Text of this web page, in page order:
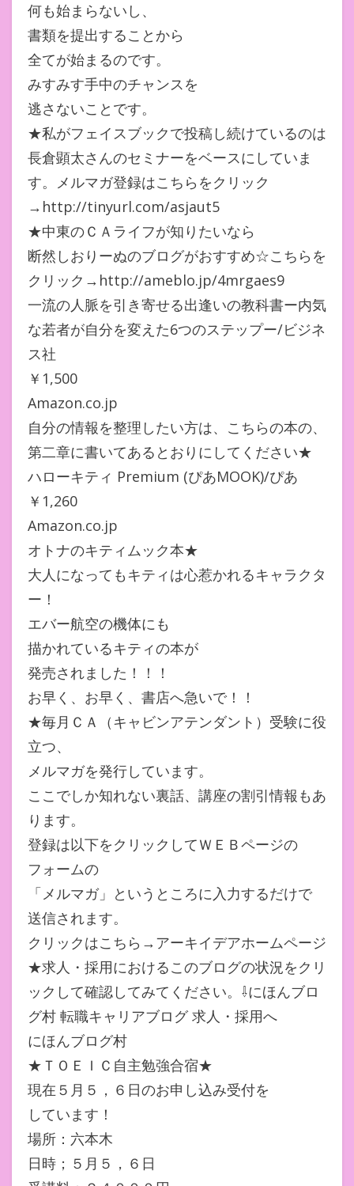
何も始まらないし、
書類を提出することから
全てが始まるのです。
みすみす手中のチャンスを
逃さないことです。
★私がフェイスブックで投稿し続けているのは
長倉顕太さんのセミナーをベースにしていま
す。メルマガ登録はこちらをクリック
→http://tinyurl.com/asjaut5
★中東のＣＡライフが知りたいなら
断然しおりーぬのブログがおすすめ☆こちらを
クリック→http://ameblo.jp/4mrgaes9
一流の人脈を引き寄せる出逢いの教科書ー内気
な若者が自分を変えた6つのステップー/ビジネ
ス社
￥1,500
Amazon.co.jp
自分の情報を整理したい方は、こちらの本の、
第二章に書いてあるとおりにしてください★
ハローキティ Premium (ぴあMOOK)/ぴあ
￥1,260
Amazon.co.jp
オトナのキティムック本★
大人になってもキティは心惹かれるキャラクタ
ー！
エバー航空の機体にも
描かれているキティの本が
発売されました！！！
お早く、お早く、書店へ急いで！！
★毎月ＣＡ（キャビンアテンダント）受験に役
立つ、
メルマガを発行しています。
ここでしか知れない裏話、講座の割引情報もあ
ります。
登録は以下をクリックしてＷＥＢページの
フォームの
「メルマガ」というところに入力するだけで
送信されます。
クリックはこちら→アーキイデアホームページ
★求人・採用におけるこのブログの状況をクリ
ックして確認してみてください。⇩にほんブロ
グ村 転職キャリアブログ 求人・採用へ
にほんブログ村
★ＴＯＥＩＣ自主勉強合宿★
現在５月５，６日のお申し込み受付を
しています！
場所：六本木
日時；５月５，６日